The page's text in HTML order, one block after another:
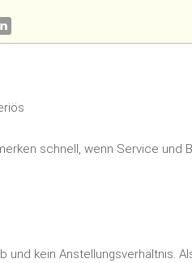
schnell, wenn Service und
und kein Anstellungsverhältnis.